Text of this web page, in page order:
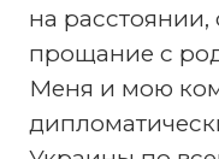
на
прощание с
Меня и мою